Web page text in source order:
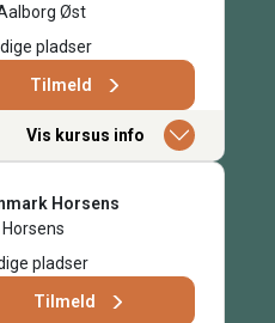
Øst
pladser
Tilmeld
Vis kursus info
Horsens
pladser
Tilmeld